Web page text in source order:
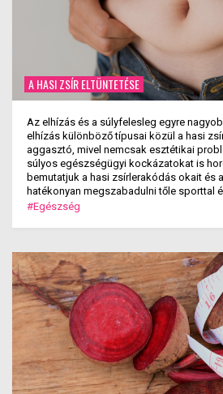
A HASI ZSÍR ELTÜNTETÉSE
Az elhízás és a súlyfelesleg egyre
elhízás különböző típusai közül a hasi
aggasztó, mivel nemcsak esztétikai
súlyos egészségügyi kockázatokat is
bemutatjuk a hasi zsírlerakódás okait és
hatékonyan megszabadulni tőle sporttal
#Egészség